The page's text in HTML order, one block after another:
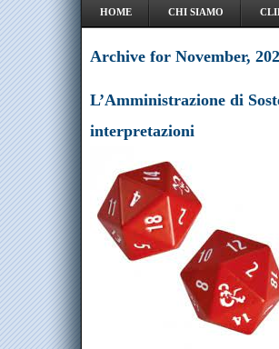
HOME CHI SIAMO
Archive for November,
L’Amministrazione di
interpretazioni